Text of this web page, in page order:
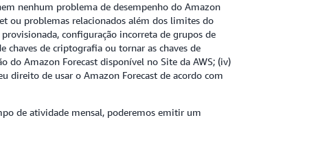
nenhum problema de desempenho do Amazon
ou problemas relacionados além dos limites do
configuração incorreta de grupos de
chaves de criptografia ou tornar as chaves de
do Amazon Forecast disponível no Site da AWS; (iv)
direito de usar o Amazon Forecast de acordo com
de atividade mensal, poderemos emitir um